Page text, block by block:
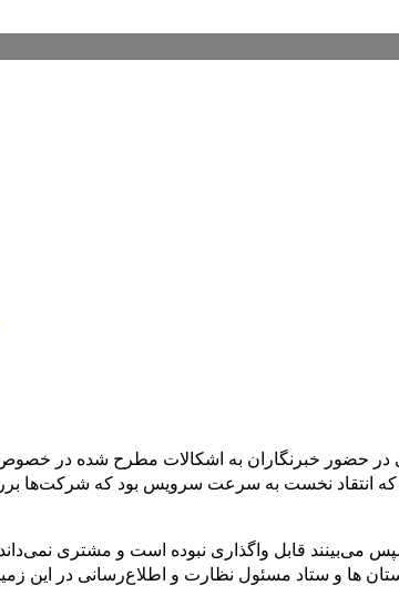
حضور خبرنگاران به اشکالات مطرح شده در
انتقاد نخست به‌ سرعت سرویس بود که شرکت‌ها
می‌بینند قابل واگذاری نبوده است و مشتری
ها و ستاد مسئول نظارت و اطلاع‌رسانی در این